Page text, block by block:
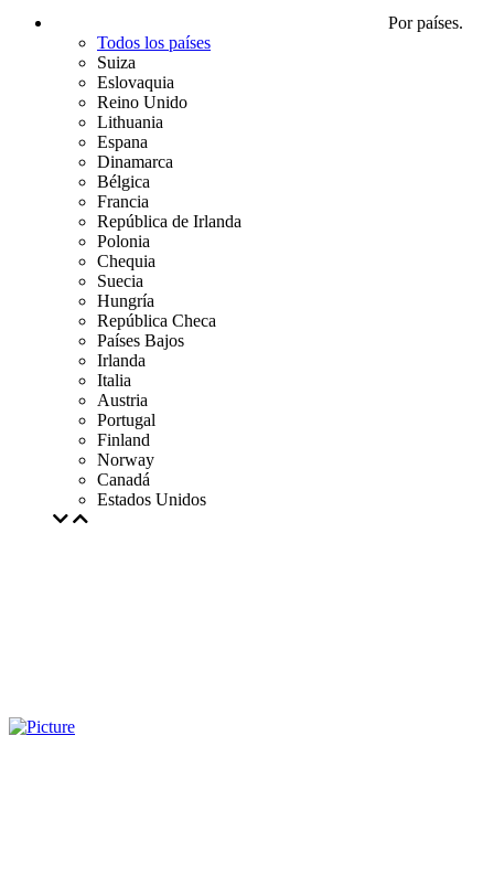
Por países.
Todos los países
Suiza
Eslovaquia
Reino Unido
Lithuania
Espana
Dinamarca
Bélgica
Francia
República de Irlanda
Polonia
Chequia
Suecia
Hungría
República Checa
Países Bajos
Irlanda
Italia
Austria
Portugal
Finland
Norway
Canadá
Estados Unidos